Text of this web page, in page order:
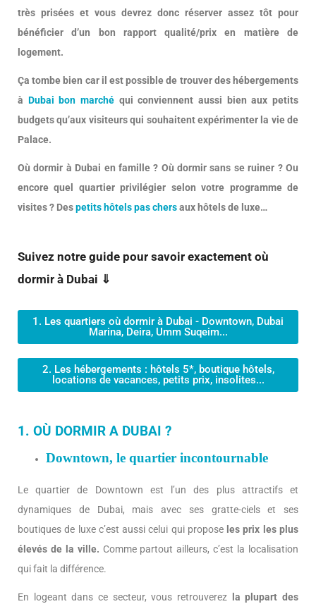
très prisées et vous devrez donc réserver assez tôt pour
bénéficier d’un bon rapport qualité/prix en matière de
logement.
Ça tombe bien car il est possible de trouver des hébergements
à Dubai bon marché qui conviennent aussi bien aux petits
budgets qu’aux visiteurs qui souhaitent expérimenter la vie de
Palace.
Où dormir à Dubai en famille ? Où dormir sans se ruiner ? Ou
encore quel quartier privilégier selon votre programme de
visites ? Despetits hôtels pas chersaux hôtels de luxe…
Suivez notre guide pour savoir exactement où
dormir à Dubai ⇓
1. Les quartiers où dormir à Dubai - Downtown, Dubai
Marina, Deira, Umm Suqeim...
2. Les hébergements : hôtels 5*, boutique hôtels,
locations de vacances, petits prix, insolites...
1. OÙ DORMIR A DUBAI ?
Downtown, le quartier incontournable
Le quartier de Downtown est l’un des plus attractifs et
dynamiques de Dubai, mais avec ses gratte-ciels et ses
boutiques de luxe c’est aussi celui qui propose les prix les plus
élevés de la ville. Comme partout ailleurs, c’est la localisation
qui fait la différence.
En logeant dans ce secteur, vous retrouverez
la plupart des